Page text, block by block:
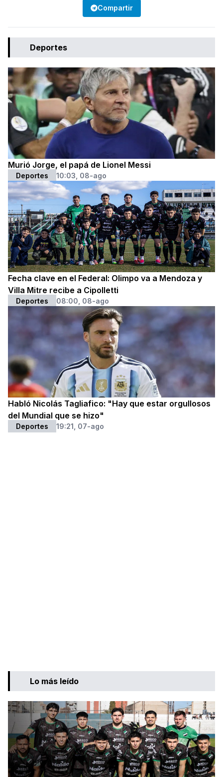
Compartir
Deportes
Murió Jorge, el papá de Lionel Messi
Deportes 10:03, 08-ago
Fecha clave en el Federal: Olimpo va a Mendoza y
Villa Mitre recibe a Cipolletti
Deportes 08:00, 08-ago
Habló Nicolás Tagliafico: "Hay que estar orgullosos
del Mundial que se hizo"
Deportes 19:21, 07-ago
Lo más leído